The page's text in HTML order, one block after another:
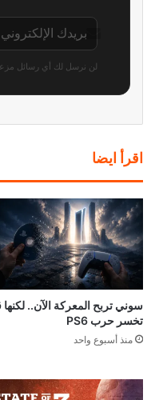
لن نرسل لك أي رسائل
اقرأ ايضا
سوني تربح المعركة الآن.. لكنها
تخسر حرب PS6
منذ أسبوع واحد